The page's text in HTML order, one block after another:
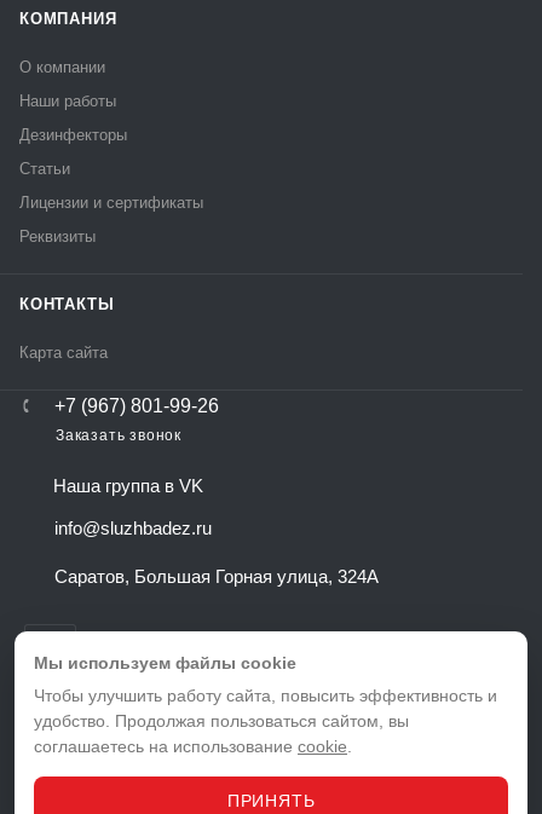
КОМПАНИЯ
О компании
Наши работы
Дезинфекторы
Статьи
Лицензии и сертификаты
Реквизиты
КОНТАКТЫ
Карта сайта
+7 (967) 801-99-26
Заказать звонок
Наша группа в VK
info@sluzhbadez.ru
Саратов, Большая Горная улица, 324А
ВЕРСИЯ ДЛЯ ПЕЧАТИ
ПОЛЬЗОВАТЕЛЬСКОЕ СОГЛАШЕНИЕ
Мы используем файлы cookie
Чтобы улучшить работу сайта, повысить эффективность и
удобство. Продолжая пользоваться сайтом, вы
соглашаетесь на использование cookie
ПРИНЯТЬ